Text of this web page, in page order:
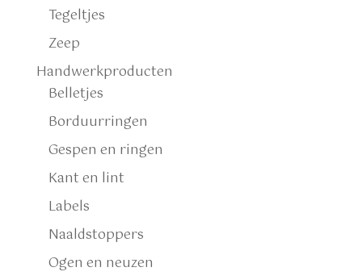
Tegeltjes
Zeep
Handwerkproducten
Belletjes
Borduurringen
Gespen en ringen
Kant en lint
Labels
Naaldstoppers
Ogen en neuzen